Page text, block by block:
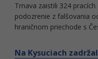
Trnava zaistili 324
podozrenie z falšovania
hraničnom priechode s
Na Kysuciach